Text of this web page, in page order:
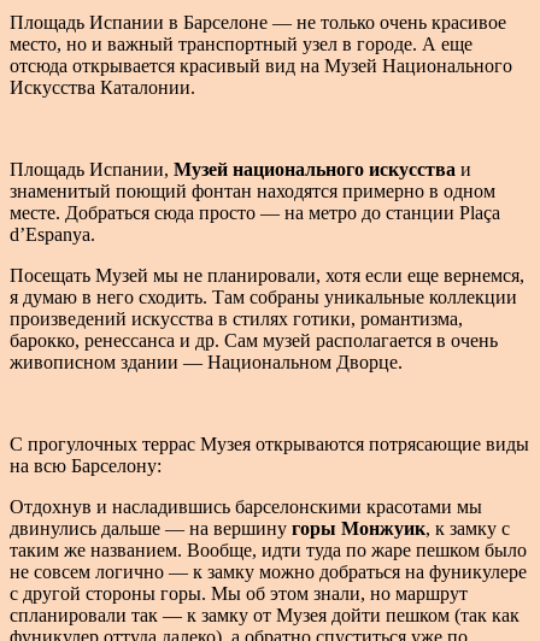
Площадь Испании в Барселоне — не только очень красивое
место, но и важный транспортный узел в городе. А еще
отсюда открывается красивый вид на Музей Национального
Искусства Каталонии.
Площадь Испании, Музей национального искусства и
знаменитый поющий фонтан находятся примерно в одном
месте. Добраться сюда просто — на метро до станции Plaça
d’Espanya.
Посещать Музей мы не планировали, хотя если еще вернемся,
я думаю в него сходить. Там собраны уникальные коллекции
произведений искусства в стилях готики, романтизма,
барокко, ренессанса и др. Сам музей располагается в очень
живописном здании — Национальном Дворце.
С прогулочных террас Музея открываются потрясающие виды
на всю Барселону:
Отдохнув и насладившись барселонскими красотами мы
двинулись дальше — на вершину горы Монжуик, к замку с
таким же названием. Вообще, идти туда по жаре пешком было
не совсем логично — к замку можно добраться на фуникулере
с другой стороны горы. Мы об этом знали, но маршрут
спланировали так — к замку от Музея дойти пешком (так как